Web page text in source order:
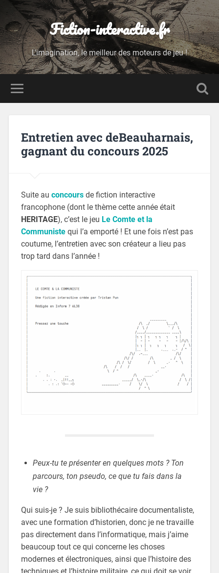
Fiction-interactive.fr
L'imagination, le meilleur des moteurs de jeu !
Entretien avec deBeauharnais,
gagnant du concours 2025
Suite au concours de fiction interactive
francophone (dont le thème cette année était
HERITAGE), c’est le jeu Le Comte et la
Communistequi l’a emporté ! Et une fois n’est pas
coutume, l’entretien avec son créateur a lieu pas
trop tard dans l’année !
Peux-tu te présenter en quelques mots ? Ton
parcours, ton pseudo, ce que tu fais dans la
vie ?
Qui suis-je ? Je suis bibliothécaire documentaliste,
avec une formation d’historien, donc je ne travaille
pas directement dans l’informatique, mais j’aime
beaucoup tout ce qui concerne les choses
modernes et électroniques, ainsi que l’histoire des